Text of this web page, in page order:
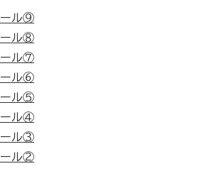
ール⑨
ール⑧
ール⑦
ール⑥
ール⑤
ール④
ール③
ール②